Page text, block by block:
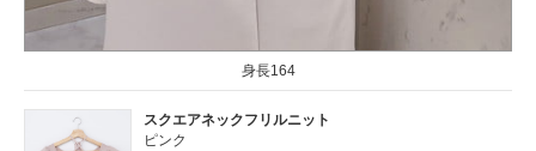
身長164
スクエアネックフリルニット
ピンク